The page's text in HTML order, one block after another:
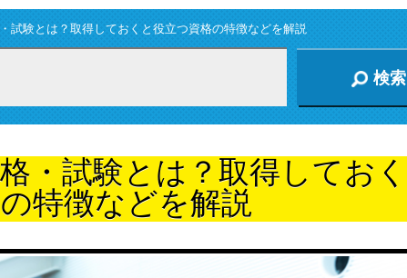
試験とは？取得しておくと役立つ資格の特徴などを解説
検索
・試験とは？取得しておく
特徴などを解説